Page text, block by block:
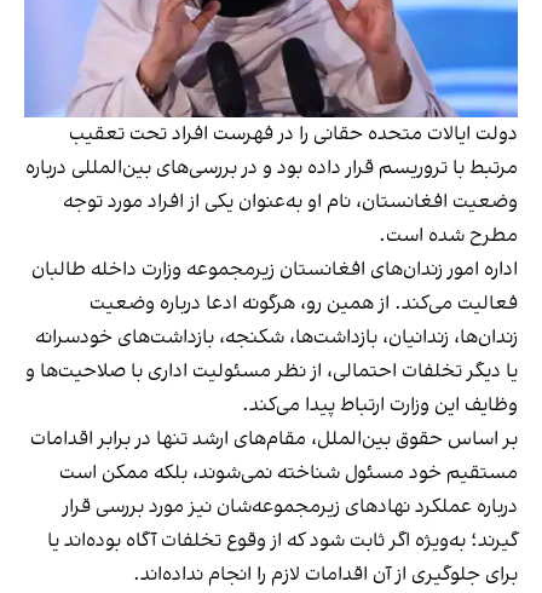
دولت ایالات متحده حقانی را در فهرست افراد تحت تعقیب
مرتبط با تروریسم قرار داده بود و در بررسی‌های بین‌المللی درباره
وضعیت افغانستان، نام او به‌عنوان یکی از افراد مورد توجه
مطرح شده است.
اداره امور زندان‌های افغانستان زیرمجموعه وزارت داخله طالبان
فعالیت می‌کند. از همین رو، هرگونه ادعا درباره وضعیت
زندان‌ها، زندانیان، بازداشت‌ها، شکنجه، بازداشت‌های خودسرانه
یا دیگر تخلفات احتمالی، از نظر مسئولیت اداری با صلاحیت‌ها و
وظایف این وزارت ارتباط پیدا می‌کند.
بر اساس حقوق بین‌الملل، مقام‌های ارشد تنها در برابر اقدامات
مستقیم خود مسئول شناخته نمی‌شوند، بلکه ممکن است
درباره عملکرد نهادهای زیرمجموعه‌شان نیز مورد بررسی قرار
گیرند؛ به‌ویژه اگر ثابت شود که از وقوع تخلفات آگاه بوده‌اند یا
برای جلوگیری از آن اقدامات لازم را انجام نداده‌اند.